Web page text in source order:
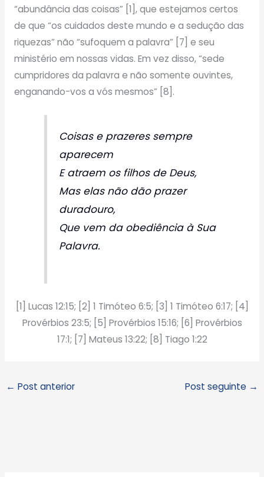
“abundância das coisas” [1], que estejamos certos
de que “os cuidados deste mundo e a sedução das
riquezas” não “sufoquem a palavra” [7] e seu
ministério em nossas vidas. Em vez disso, “sede
cumpridores da palavra e não somente ouvintes,
enganando-vos a vós mesmos” [8].
Coisas e prazeres sempre
aparecem
E atraem os filhos de Deus,
Mas elas não dão prazer
duradouro,
Que vem da obediência à Sua
Palavra.
[1] Lucas 12:15; [2] 1 Timóteo 6:5; [3] 1 Timóteo 6:17; [4]
Provérbios 23:5; [5] Provérbios 15:16; [6] Provérbios
17:1; [7] Mateus 13:22; [8] Tiago 1:22
← Post anterior Post seguinte →